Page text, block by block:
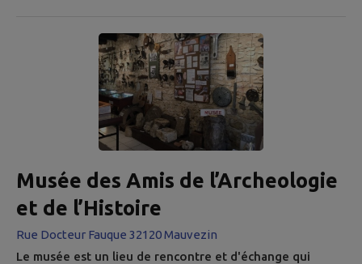
La Halle (4) • Rue du Temple (9) • Le Temple (8) • Place de
Foirail (10) • 2nd Monument aux morts, (Place de Verdun)
(11) • Promenade du Château (12) • Terrasses du...
Musée des Amis de l’Archeologie
et de l’Histoire
Rue Docteur Fauque 32120 Mauvezin
Le musée est un lieu de rencontre et d'échange qui